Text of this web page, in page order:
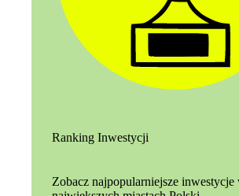
Ranking Inwestycji
Zobacz najpopularniejsze inwestycje